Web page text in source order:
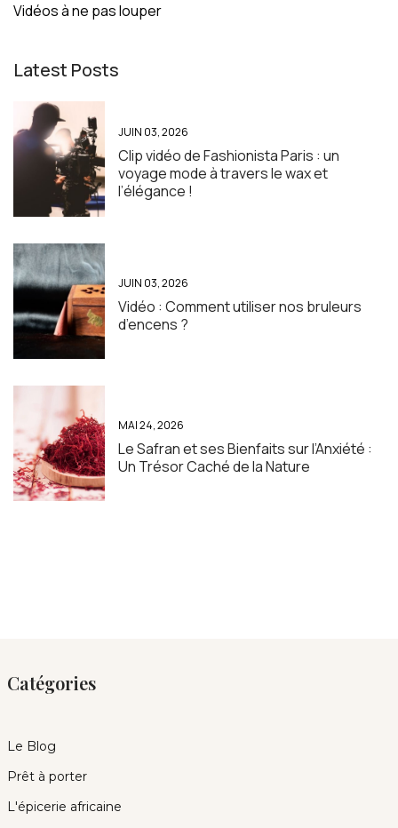
Vidéos à ne pas louper
Latest Posts
JUIN 03, 2026
Clip vidéo de Fashionista Paris : un
voyage mode à travers le wax et
l’élégance !
JUIN 03, 2026
Vidéo : Comment utiliser nos bruleurs
d’encens ?
MAI 24, 2026
Le Safran et ses Bienfaits sur l’Anxiété :
Un Trésor Caché de la Nature
Catégories
Le Blog
Prêt à porter
L'épicerie africaine